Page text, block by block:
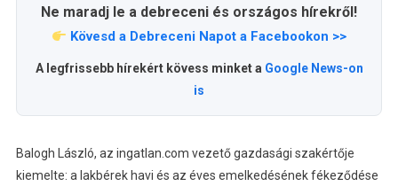
Ne maradj le a debreceni és országos hírekről!
Kövesd a Debreceni Napot a Facebookon >>
A legfrissebb hírekért kövess minket a Google News-on
is
Balogh László, az ingatlan.com vezető gazdasági szakértője
kiemelte: a lakbérek havi és az éves emelkedésének fékeződése